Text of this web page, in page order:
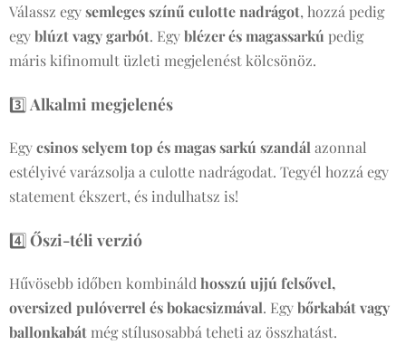
Válassz egysemleges színű culotte nadrágot, hozzá pedig
egyblúzt vagy garbót. Egyblézer és magassarkú pedig
máris kifinomult üzleti megjelenést kölcsönöz.
3️⃣ Alkalmi megjelenés
Egycsinos selyem top és magas sarkú szandál azonnal
estélyivé varázsolja a culotte nadrágodat. Tegyél hozzá egy
statement ékszert, és indulhatsz is!
4️⃣Őszi-téli verzió
Hűvösebb időben kombináld hosszú ujjú felsővel,
oversized pulóverrel és bokacsizmával. Egybőrkabát vagy
ballonkabát még stílusosabbá teheti az összhatást.